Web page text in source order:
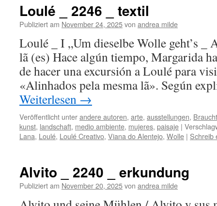
Loulé _ 2246 _ textil
Publiziert am November 24, 2025von andrea milde
Loulé _ I „Um dieselbe Wolle geht’s _
lã (es) Hace algún tiempo, Margarida
de hacer una excursión a Loulé para
«Alinhados pela mesma lã». Según
Weiterlesen →
Veröffentlicht unterandere autoren, arte, ausstellungen,
kunst, landschaft, medio ambiente, mujeres, paisaje |
Lana, Loulé, Loulé Creativo, Viana do Alentejo, Wolle | Schreib
Alvito _ 2240 _ erkundung
Publiziert am November 20, 2025von andrea milde